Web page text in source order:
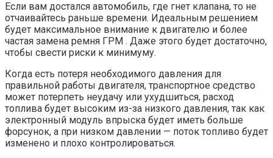
Если вам достался автомобиль, где гнет клапана, то не
отчаивайтесь раньше времени. Идеальным решением
будет максимальное внимание к двигателю и более
частая замена ремня ГРМ . Даже этого будет достаточно,
чтобы свести риски к минимуму.
Когда есть потеря необходимого давления для
правильной работы двигателя, транспортное средство
может потерпеть неудачу или ухудшиться, расход
топлива будет высоким из-за низкого давления, так как
электронный модуль впрыска будет иметь больше
форсунок, а при низком давлении — поток топливо будет
изменено и плохо контролироваться.